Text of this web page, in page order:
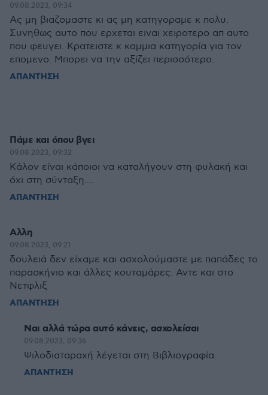
09.08.2023, 09:34
Ας μη βιαζομαστε κι ας μη κατηγοραμε κ πολυ.
Συνηθως αυτο που ερχεται ειναι χειροτερο απ αυτο
που φευγει. Κρατειστε κ καμμια κατηγορία για τον
επομενο. Μπορει να την αξίζει περισσότερο.
ΑΠΑΝΤΗΣΗ
Πάμε και όπου βγει
09.08.2023, 09:32
Κάλον είναι κάποιοι να καταλήγουν στη φυλακή και
όχι στη σύνταξη....
ΑΠΑΝΤΗΣΗ
Αλλη
09.08.2023, 09:21
δουλειά δεν είχαμε και ασχολούμαστε με παπάδες το
παρασκήνιο και άλλες κουταμάρες. Αντε και στο
Νετφλιξ
ΑΠΑΝΤΗΣΗ
Ναι αλλά τώρα αυτό κάνεις, ασχολείσαι
09.08.2023, 09:36
Ψιλοδιαταραχή λέγεται στη Βιβλιογραφία.
ΑΠΑΝΤΗΣΗ